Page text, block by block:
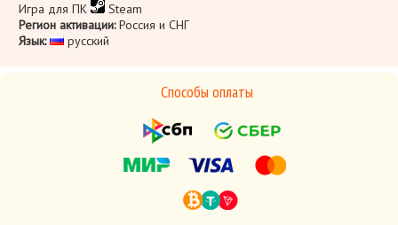
Игра для ПК
Steam
Регион активации:Россия и СНГ
Язык:
русский
Способы оплаты